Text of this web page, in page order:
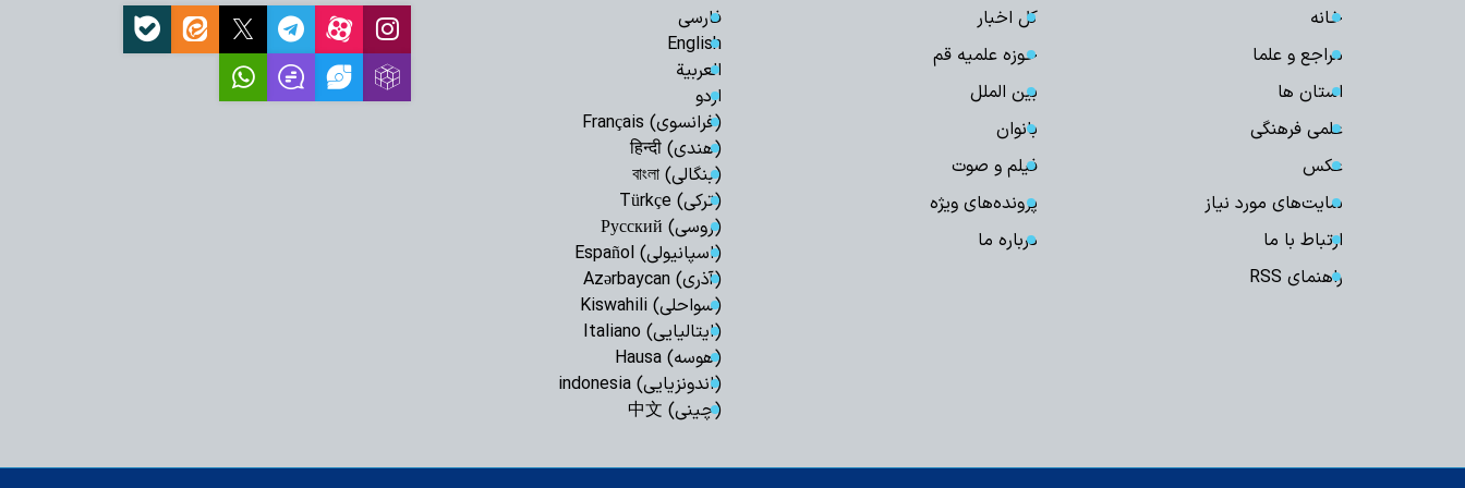
است / دشمن به هیچ تعهدی پایبند…
۱۰ ویژگی پیامبر(ص) در آیه ۱۵۷ سوره
بهره‌مندی از حکمت الهی از مهمترن برکات
انفاق است
قم احداث می‌شود
صیانت از هویت دینی و فرهنگی، نیازمند
هم‌افزایی همه دستگاه‌ها است
چشم‌انداز برنامه مدرسه علمیه آیت‌الله
مصطفوی (ره) کاشان در سال تحصیلی…
پژوهشگر می‌پذیرد
استمرار مسیر شهدا، ضامن عزت و اقتدار
خانه
کل اخبار
مراجع و علما
حوزه علمیه قم
استان ها
بین الملل
علمی فرهنگی
بانوان
عکس
فیلم و صوت
سایت‌های مورد نیاز
پرونده‌های ویژه
ارتباط با ما
درباره ما
راهنمای RSS
فارسی
English
العربیة
اردو
(فرانسوی) Français
(هندی) हिन्दी
(بنگالی) বাংলা
(ترکی) Türkçe
(روسی) Русский
(اسپانیولی) Español
(آذری) Azərbaycan
(سواحلی) Kiswahili
(ایتالیایی) Italiano
(هوسه) Hausa
(اندونزیایی) indonesia
(چینی) 中文